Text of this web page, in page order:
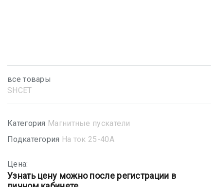
все товары
SHСET
Категория Магнитные пускатели
Подкатегория На ток 25-40А
Цена:
Узнать цену можно после регистрации в